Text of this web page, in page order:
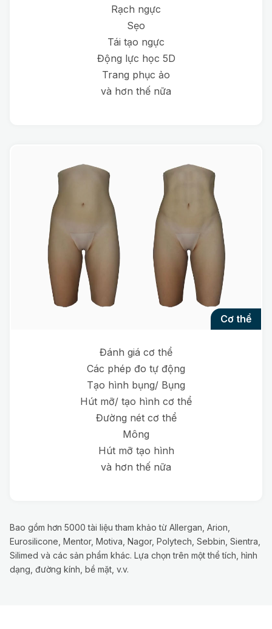
Rạch ngực
Sẹo
Tái tạo ngực
Động lực học 5D
Trang phục ảo
và hơn thế nữa
cơ thể
Đánh giá cơ thể
Các phép đo tự động
Tạo hình bụng/ Bụng
Hút mỡ/ tạo hình cơ thể
Đường nét cơ thể
Mông
Hút mỡ tạo hình
và hơn thế nữa
Bao gồm hơn 5000 tài liệu tham khảo từ Allergan, Arion,
Eurosilicone, Mentor, Motiva, Nagor, Polytech, Sebbin, Sientra,
Silimed và các sản phẩm khác. Lựa chọn trên một thể tích, hình
dạng, đường kính, bề mặt, v.v.